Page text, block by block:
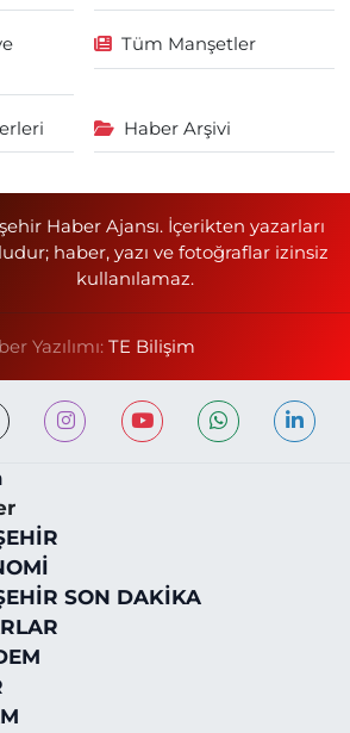
Tüm Manşetler
Haber Arşivi
Haber Ajansı. İçerikten yazarları
haber, yazı ve fotoğraflar izinsiz
kullanılamaz.
Yazılımı: TE Bilişim
SON DAKİKA